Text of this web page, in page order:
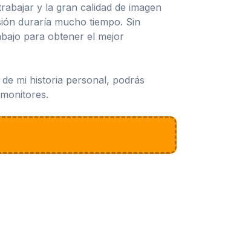
y la gran calidad de imagen
duraría mucho tiempo. Sin
para obtener el mejor
mi historia personal, podrás